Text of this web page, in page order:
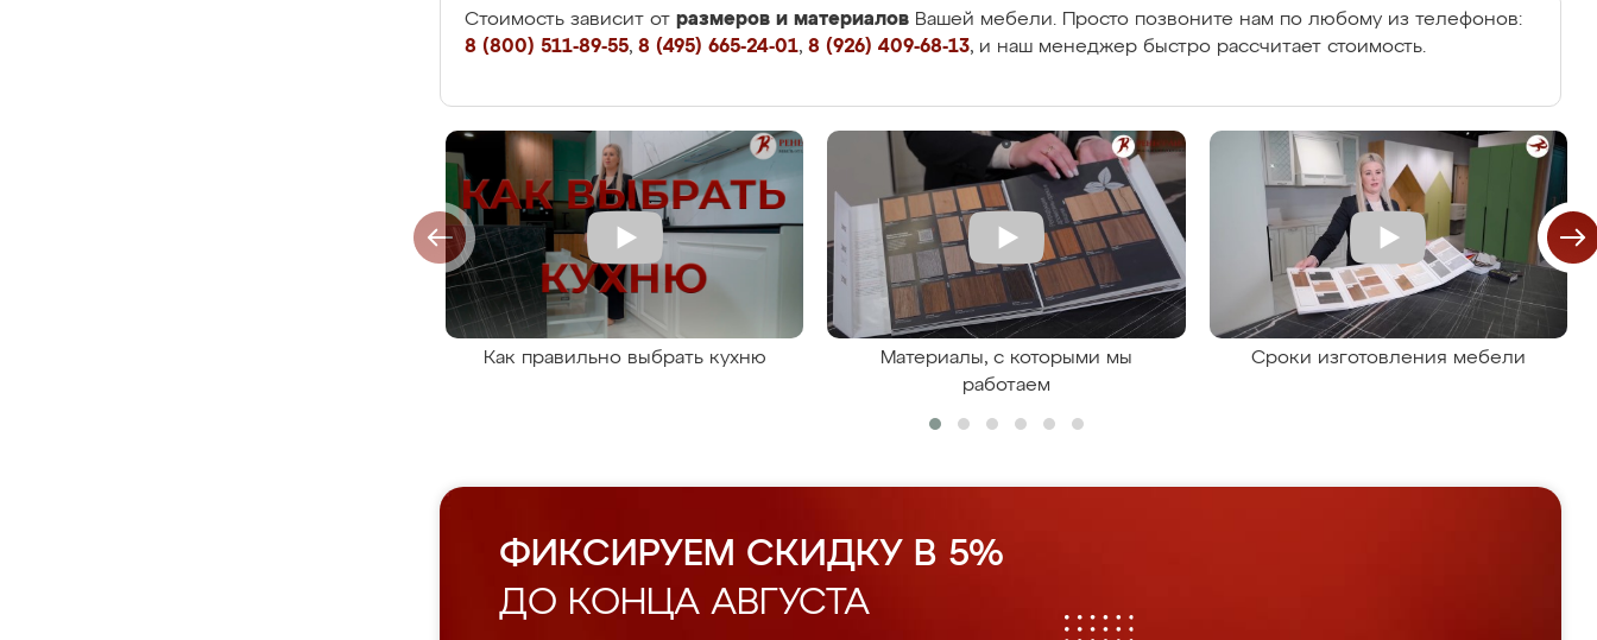
Стоимость зависит от размеров и материалов Вашей мебели. Просто позвоните нам по любому из телефонов:
8 (800) 511-89-55, 8 (495) 665-24-01, 8 (926) 409-68-13, и наш менеджер быстро рассчитает стоимость.
Как правильно выбрать кухню
Материалы, с которыми мы
работаем
Сроки изготовления мебели
ФИКСИРУЕМ СКИДКУ В 5%
ДО КОНЦА АВГУСТА